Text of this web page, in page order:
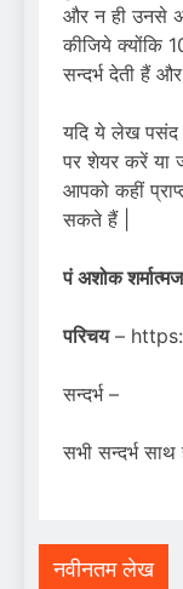
और न ही उनसे
कीजिये क्योंकि
सन्दर्भ देती हैं
यदि ये लेख पसंद
पर शेयर करें या
आपको कहीं
सकते हैं |
पं अशोक
परिचय–
सन्दर्भ –
सभी सन्दर्भ साथ
नवीनतम लेख